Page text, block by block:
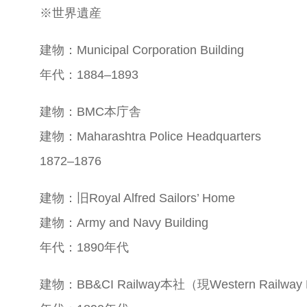
※世界遺産
建物：Municipal Corporation Building
年代：1884–1893
建物：BMC本庁舎
建物：Maharashtra Police Headquarters
1872–1876
建物：旧Royal Alfred Sailors’ Home
建物：Army and Navy Building
年代：1890年代
建物：BB&CI Railway本社（現Western Railway